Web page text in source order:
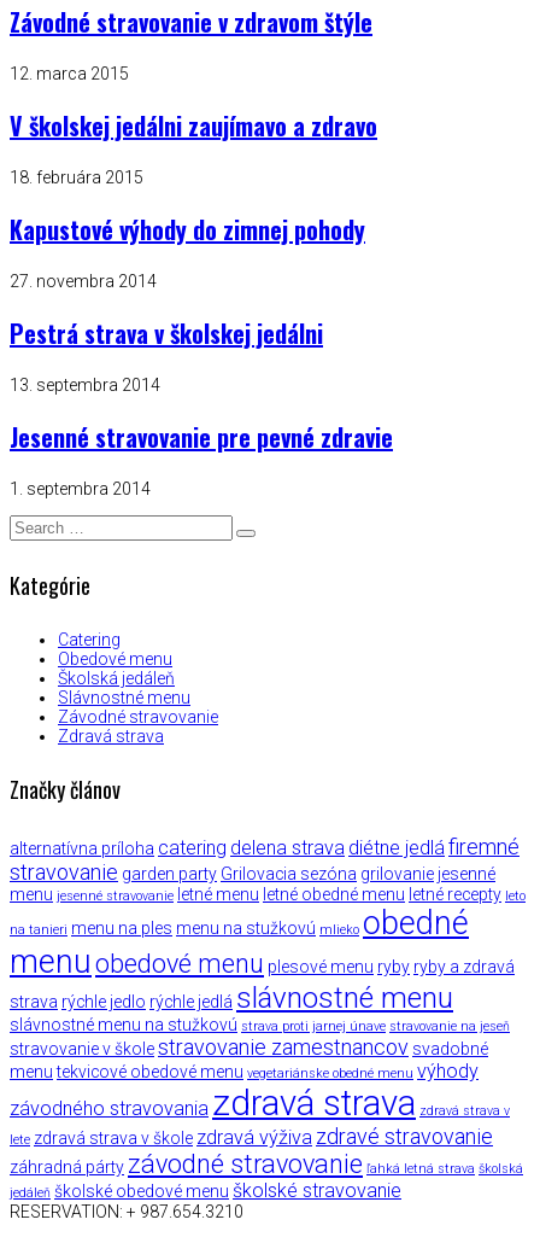
Závodné stravovanie v zdravom štýle
12. marca 2015
V školskej jedálni zaujímavo a zdravo
18. februára 2015
Kapustové výhody do zimnej pohody
27. novembra 2014
Pestrá strava v školskej jedálni
13. septembra 2014
Jesenné stravovanie pre pevné zdravie
1. septembra 2014
Kategórie
Catering
Obedové menu
Školská jedáleň
Slávnostné menu
Závodné stravovanie
Zdravá strava
Značky článov
alternatívna príloha catering delena strava diétne jedláfiremné
stravovanie garden party Grilovacia sezóna grilovanie jesenné
menu jesenné stravovanie letné menu letné obedné menu letné recepty leto
na tanieri menu na ples menu na stužkovú mlieko obedné
menu obedové menu plesové menu ryby ryby a zdravá
strava rýchle jedlo rýchle jedlá slávnostné menu
slávnostné menu na stužkovú strava proti jarnej únave stravovanie na jeseň
stravovanie v školestravovanie zamestnancov svadobné
menu tekvicové obedové menu vegetariánske obedné menu výhody
závodného stravovania zdravá strava zdravá strava v
lete zdravá strava v škole zdravá výživa zdravé stravovanie
záhradná párty závodné stravovanie ľahká letná strava školská
jedáleň školské obedové menu školské stravovanie
RESERVATION: + 987.654.3210